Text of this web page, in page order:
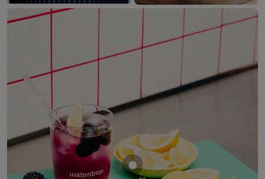
Mostrar producto MORA